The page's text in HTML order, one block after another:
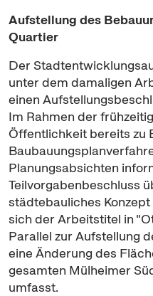
Aufstellung des
Quartier
Der
unter dem damaligen
einen
Im Rahmen der
Öffentlichkeit bereits zu
Planungsabsichten
Teilvorgabenbeschluss
städtebauliches
sich der Arbeitstitel in
Parallel zur Aufstellung
eine Änderung des
gesamten Mülheimer
umfasst.